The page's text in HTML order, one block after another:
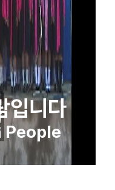
입니다
People